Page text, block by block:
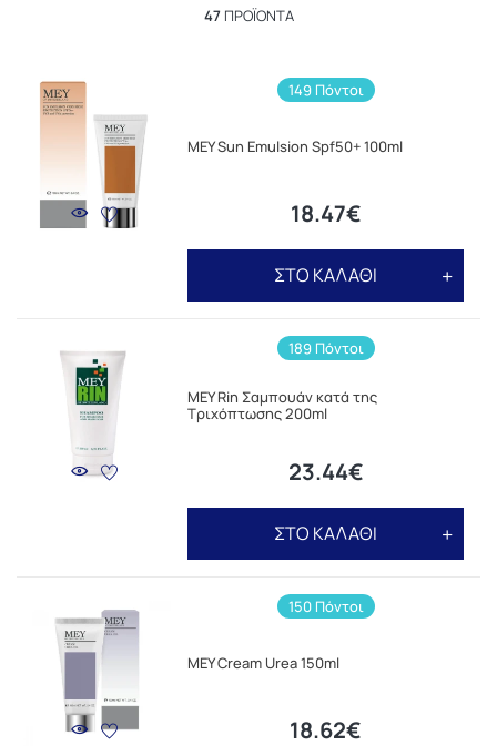
47ΠΡΟΪΌΝΤΑ
149 Πόντοι
MEY Sun Emulsion Spf50+ 100ml
18.47€
ΣΤΟ ΚΑΛΑΘΙ
189 Πόντοι
MEY Rin Σαμπουάν κατά της
Τριχόπτωσης 200ml
23.44€
ΣΤΟ ΚΑΛΑΘΙ
150 Πόντοι
MEY Cream Urea 150ml
18.62€